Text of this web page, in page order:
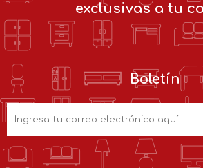
exclusivas a tu
Boletín